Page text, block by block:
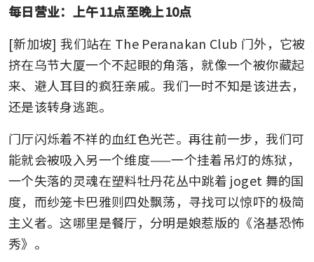
每日营业：上午11点至晚上10点
[新加坡] 我们站在 The Peranakan Club 门外，它被
挤在乌节大厦一个不起眼的角落，就像一个被你藏起
来、避人耳目的疯狂亲戚。我们一时不知是该进去，
还是该转身逃跑。
门厅闪烁着不祥的血红色光芒。再往前一步，我们可
能就会被吸入另一个维度——一个挂着吊灯的炼狱，
一个失落的灵魂在塑料牡丹花丛中跳着 joget 舞的国
度，而纱笼卡巴雅则四处飘荡，寻找可以惊吓的极简
主义者。这哪里是餐厅，分明是娘惹版的《洛基恐怖
秀》。